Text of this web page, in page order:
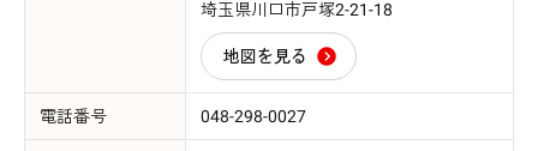
埼玉県川口市戸塚2-21-18
地図を見る
電話番号 048-298-0027